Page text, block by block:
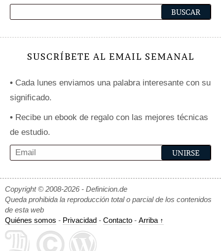
SUSCRÍBETE AL EMAIL SEMANAL
• Cada lunes enviamos una palabra interesante con su
significado.
• Recibe un ebook de regalo con las mejores técnicas
de estudio.
Copyright © 2008-2026 - Definicion.de
Queda prohibida la reproducción total o parcial de los contenidos
de esta web
Quiénes somos - Privacidad - Contacto - Arriba ↑